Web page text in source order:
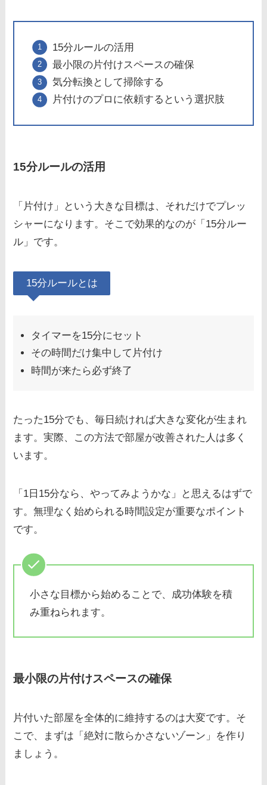
15分ルールの活用
最小限の片付けスペースの確保
気分転換として掃除する
片付けのプロに依頼するという選択肢
15分ルールの活用
「片付け」という大きな目標は、それだけでプレッ
シャーになります。そこで効果的なのが「15分ルー
ル」です。
15分ルールとは
タイマーを15分にセット
その時間だけ集中して片付け
時間が来たら必ず終了
たった15分でも、毎日続ければ大きな変化が生まれ
ます。実際、この方法で部屋が改善された人は多く
います。
「1日15分なら、やってみようかな」と思えるはずで
す。無理なく始められる時間設定が重要なポイント
です。
小さな目標から始めることで、成功体験を積
み重ねられます。
最小限の片付けスペースの確保
片付いた部屋を全体的に維持するのは大変です。そ
こで、まずは「絶対に散らかさないゾーン」を作り
ましょう。